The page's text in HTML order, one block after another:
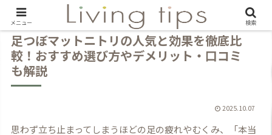
足つぼマットニトリの人気と効果を徹底比
較！おすすめ選び方やデメリット・口コミ
も解説
2025.10.07
思わず立ち止まってしまうほどの足の疲れやむくみ、「本当
メニュー 検索